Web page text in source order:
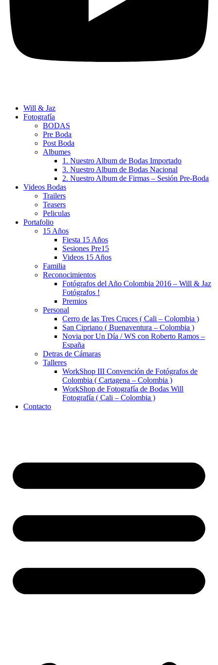
Will & Jaz
Fotografía
BODAS
Pre Boda
Post Boda
Albumes
1. Nuestro Album de Bodas Importado
3. Nuestro Album de Bodas Nacional
2. Nuestro Album de Firmas – Sesión Pre-Boda
Videos Bodas
Trailers
Teasers
Peliculas
Portafolio
15 Años
Fiesta 15 Años
Sesiones Pre15
Videos 15 Años
Familia
Reconocimientos
Fotógrafos del Año Colombia 2016 – Will & Jaz
Fotógrafos !
Premios
Personal
Cerro de las Tres Cruces ( Cali – Colombia )
San Cipriano ( Buenaventura – Colombia )
Novia por Un Día / WS con Roberto Ramos –
España
Detras de Cámaras
Talleres
WorkShop III Convención de Fotógrafos de
Colombia ( Cartagena – Colombia )
WorkShop de Fotografía de Bodas Will
Fotografía ( Cali – Colombia )
Contacto